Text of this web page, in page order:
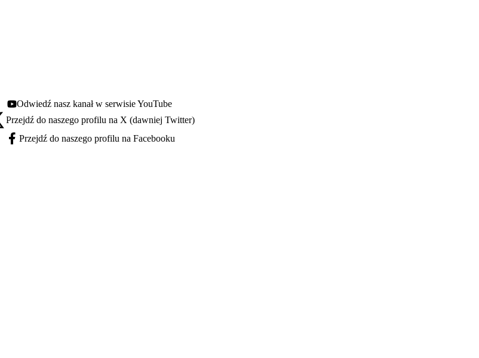
Youtube - otwiera się w nowej karcie
Odwiedź nasz kanał w serwisie YouTube
się w nowej karcie
Przejdź do naszego profilu na X (dawniej Twitter)
Facebook - otwiera się w nowej karcie
Przejdź do naszego profilu na Facebooku